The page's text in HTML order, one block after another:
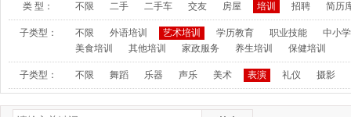
类 型： 不限 二手 二手车 交友 房屋 培训 招聘 简历
子类型： 不限 外语培训 艺术培训 学历教育 职业技能
中小学
美食培训
其他培训 家政服务 养生培训 保健培训
子类型： 不限 舞蹈 乐器 声乐 美术 表演 礼仪 摄影